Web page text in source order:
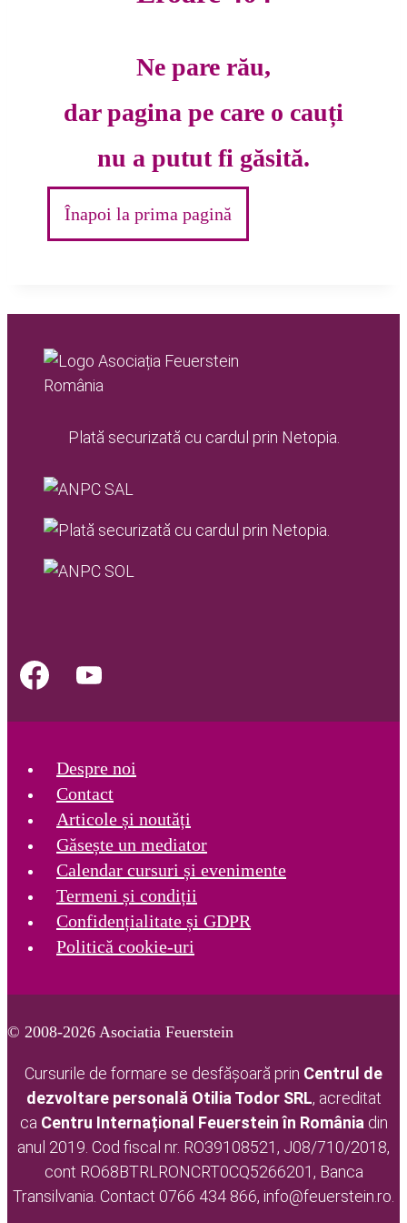
Ne pare rău,
dar pagina pe care o cauți
nu a putut fi găsită.
Înapoi la prima pagină
Plată securizată cu cardul prin Netopia.
Despre noi
Contact
Articole și noutăți
Găsește un mediator
Calendar cursuri și evenimente
Termeni și condiții
Confidențialitate și GDPR
Politică cookie-uri
© 2008-2026 Asociatia Feuerstein
Cursurile de formare se desfășoară prin Centrul de
dezvoltare personală Otilia Todor SRL, acreditat
ca Centru Internațional Feuerstein în România din
anul 2019. Cod fiscal nr. RO39108521, J08/710/2018,
cont RO68BTRLRONCRT0CQ5266201, Banca
Transilvania. Contact 0766 434 866, info@feuerstein.ro.